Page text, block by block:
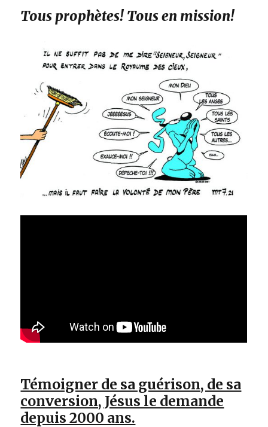
Tous prophètes! Tous en mission!
Témoigner de sa guérison, de sa
conversion, Jésus le demande
depuis 2000 ans.